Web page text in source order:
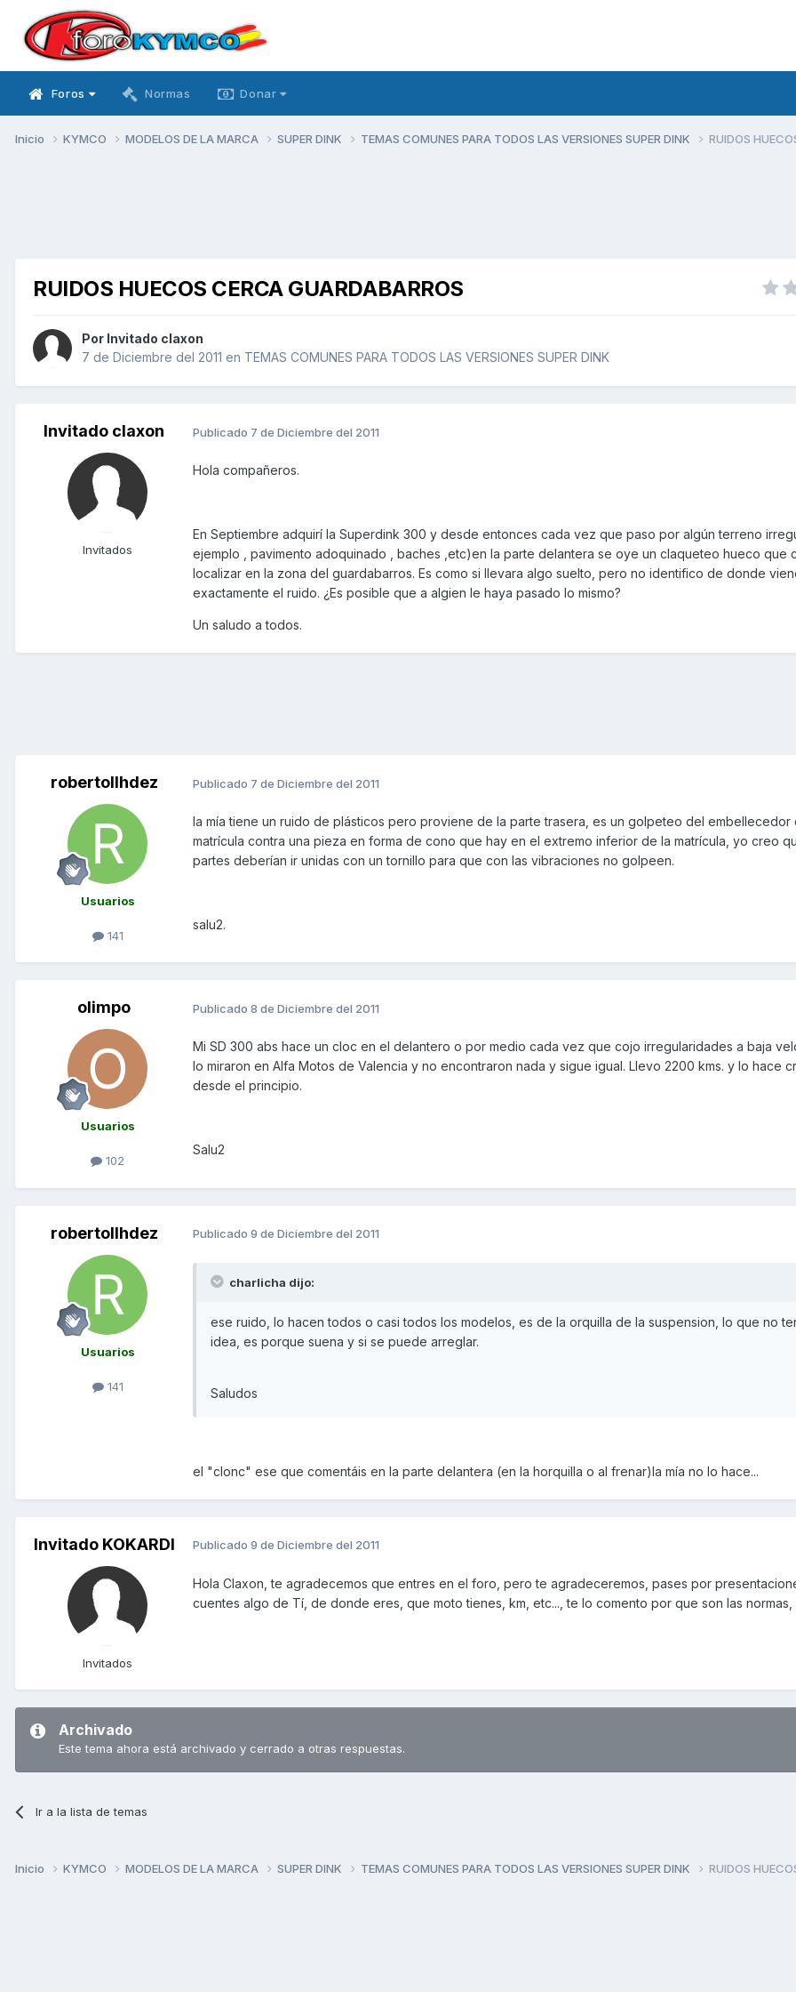
Foros Normas Donar
Inicio KYMCO MODELOS DE LA MARCA SUPER DINK TEMAS COMUNES PARA TODOS LAS VERSIONES SUPER DINK RUIDOS
RUIDOS HUECOS CERCA GUARDABARROS
Por Invitado claxon
7 de Diciembre del 2011 en TEMAS COMUNES PARA TODOS LAS VERSIONES SUPER DINK
Invitado claxon
Invitados
Publicado 7 de Diciembre del 2011
Hola compañeros.
En Septiembre adquirí la Superdink 300 y desde entonces cada vez que paso por algún terreno
ejemplo , pavimento adoquinado , baches ,etc)en la parte delantera se oye un claqueteo hueco que
localizar en la zona del guardabarros. Es como si llevara algo suelto, pero no identifico de donde
exactamente el ruido. ¿Es posible que a algien le haya pasado lo mismo?
Un saludo a todos.
robertollhdez
Usuarios
141
Publicado 7 de Diciembre del 2011
la mía tiene un ruido de plásticos pero proviene de la parte trasera, es un golpeteo del embellecedor
matrícula contra una pieza en forma de cono que hay en el extremo inferior de la matrícula, yo creo
partes deberían ir unidas con un tornillo para que con las vibraciones no golpeen.
salu2.
olimpo
Usuarios
102
Publicado 8 de Diciembre del 2011
Mi SD 300 abs hace un cloc en el delantero o por medio cada vez que cojo irregularidades a baja
lo miraron en Alfa Motos de Valencia y no encontraron nada y sigue igual. Llevo 2200 kms. y lo hace
desde el principio.
Salu2
robertollhdez
Usuarios
141
Publicado 9 de Diciembre del 2011
charlicha dijo:
ese ruido, lo hacen todos o casi todos los modelos, es de la orquilla de la suspension, lo que no
idea, es porque suena y si se puede arreglar.
Saludos
el "clonc" ese que comentáis en la parte delantera (en la horquilla o al frenar)la mía no lo hace...
Invitado KOKARDI
Invitados
Publicado 9 de Diciembre del 2011
Hola Claxon, te agradecemos que entres en el foro, pero te agradeceremos, pases por
cuentes algo de Tí, de donde eres, que moto tienes, km, etc..., te lo comento por que son las normas,
Archivado
Este tema ahora está archivado y cerrado a otras respuestas.
Ir a la lista de temas
Inicio KYMCO MODELOS DE LA MARCA SUPER DINK TEMAS COMUNES PARA TODOS LAS VERSIONES SUPER DINK RUIDOS